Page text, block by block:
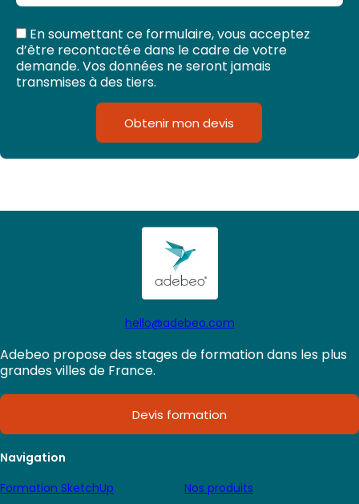
En soumettant ce formulaire, vous acceptez
d’être recontacté·e dans le cadre de votre
demande. Vos données ne seront jamais
transmises à des tiers.
Obtenir mon devis
hello@adebeo.com
Adebeo propose des stages de formation dans les plus
grandes villes de France.
Devis formation
Navigation
Formation SketchUp
Nos produits